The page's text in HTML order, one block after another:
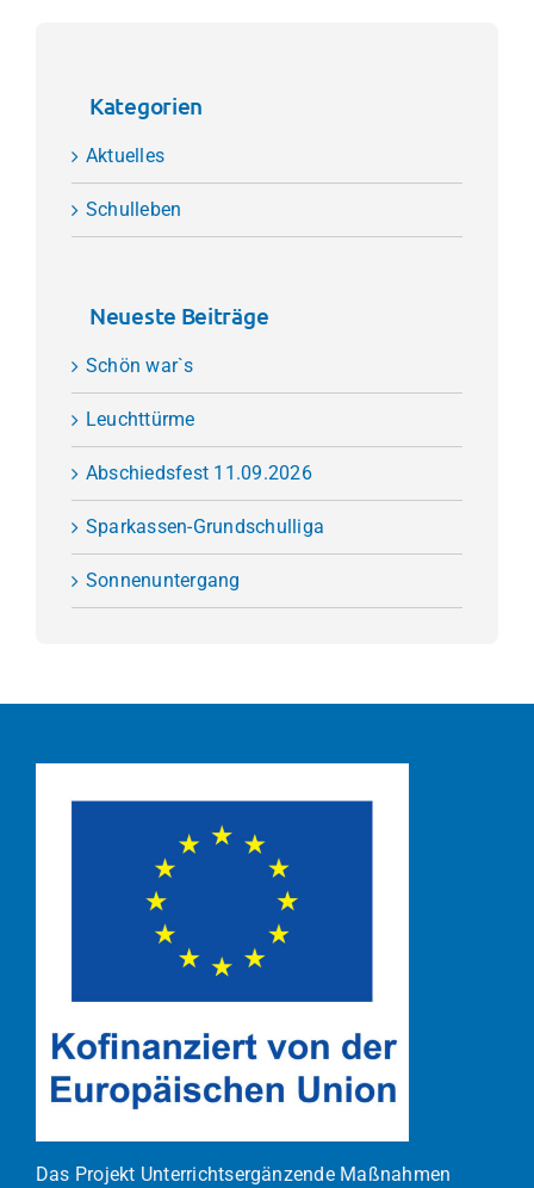
Kategorien
Aktuelles
Schulleben
Neueste Beiträge
Schön war`s
Leuchttürme
Abschiedsfest 11.09.2026
Sparkassen-Grundschulliga
Sonnenuntergang
Das Projekt Unterrichtsergänzende Maßnahmen